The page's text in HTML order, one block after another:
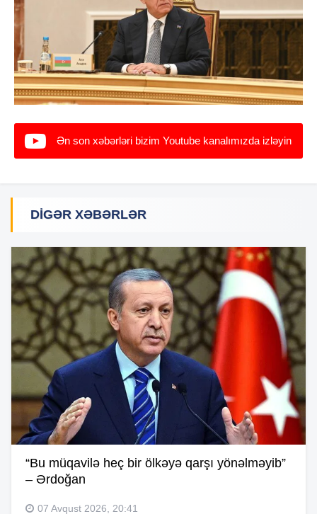
Ən son xəbərləri bizim Youtube kanalımızda izləyin
DIGƏR XƏBƏRLƏR
“Bu müqavilə heç bir ölkəyə qarşı yönəlməyib”
– Ərdoğan
07 Avqust 2026, 20:41